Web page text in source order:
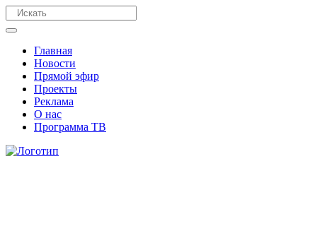
Главная
Новости
Прямой эфир
Проекты
Реклама
О нас
Программа ТВ